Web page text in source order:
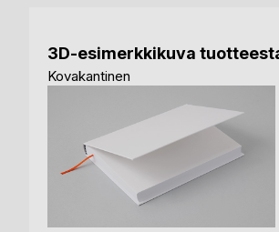
3D-esimerkkikuva
Kovakantinen